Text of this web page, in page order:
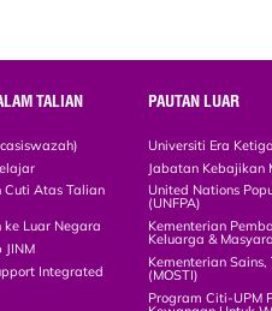
TALIAN
Cuti Atas Talian
ke Luar Negara
JINM
Integrated
PAUTAN LUAR
Universiti Era
Jabatan Kebajikan
United Nations
(UNFPA)
Kementerian
Keluarga &
Kementerian Sains,
(MOSTI)
Program Citi-UPM